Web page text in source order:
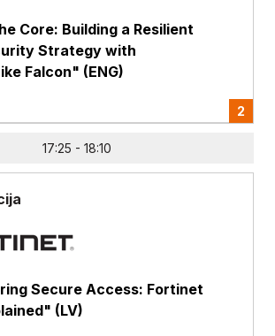
Core: Building a Resilient
Strategy with
Falcon" (ENG)
2
17:25 - 18:10
Secure Access: Fortinet
(LV)